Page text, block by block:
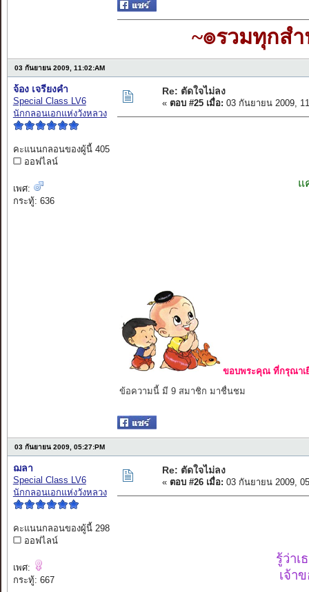
~๏รวมทุกส
03 กันยายน 2009, 11:02:AM
จ้อง เจรียงคำ
Special Class LV6
นักกลอนเอกแห่งวังหลวง
คะแนนกลอนของผู้นี้ 405
ออฟไลน์
เพศ:
กระทู้: 636
Re: ตัดใจไม่ลง
« ตอบ #25 เมื่อ: 03 กันยายน 2009,
แ
ขอบพระคุณ ที่กรุณาเ
ข้อความนี้ มี 9 สมาชิก มาชื่นชม
03 กันยายน 2009, 05:27:PM
ฌลา
Special Class LV6
นักกลอนเอกแห่งวังหลวง
คะแนนกลอนของผู้นี้ 298
ออฟไลน์
เพศ:
กระทู้: 667
Re: ตัดใจไม่ลง
« ตอบ #26 เมื่อ: 03 กันยายน 2009,
รู้ว่าเ
เจ้า